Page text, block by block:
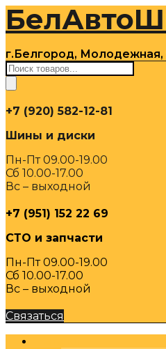
Перейти
содержимому
г.Белгород, Молодежная,
Поиск
товаров
+7 (920) 582-12-81
Шины и диски
Пн-Пт 09.00-19.00
Сб 10.00-17.00
Вс – выходной
+7 (951) 152 22 69
СТО и запчасти
Пн-Пт 09.00-19.00
Сб 10.00-17.00
Вс – выходной
Связаться